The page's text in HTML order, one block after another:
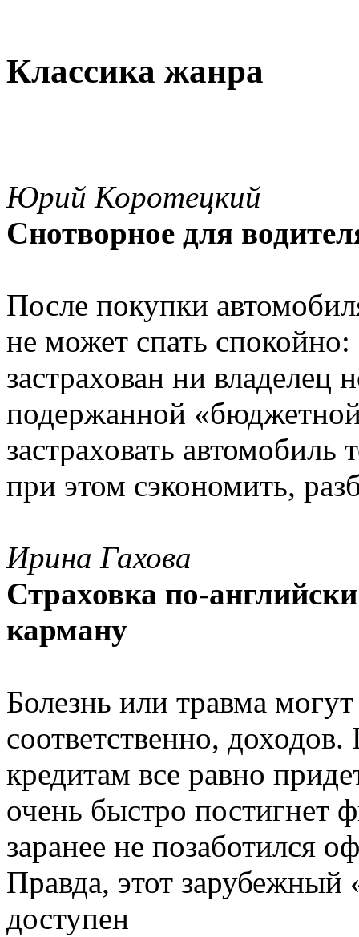
Классика жанра
Юрий Коротецкий
Снотворное для
После покупки
не может спать
застрахован ни владелец
подержанной
застраховать автомобиль
при этом сэкономить,
Ирина Гахова
Страховка по-
карману
Болезнь или травма
соответственно,
кредитам все равно
очень быстро постигнет
заранее не позаботился
Правда, этот зарубежный
доступен